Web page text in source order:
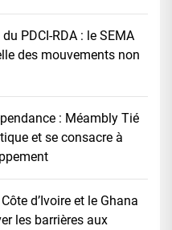
PDCI-RDA : le SEMA
des mouvements non
: Méambly Tié
et se consacre à
d’Ivoire et le Ghana
les barrières aux